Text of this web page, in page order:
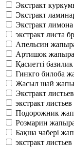
Экстракт
Экстракт
Экстракт
экстракт листа
Апельсин
Артишок
Қасиетті
Гинкго билоба
Жасыл шай
Экстракт
экстракт
Подорожник
Розмарин
Бақша чабері
экстракт